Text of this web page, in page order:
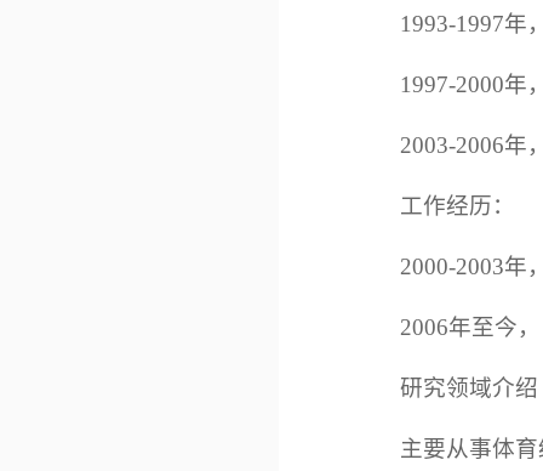
1993-1997年
1997-2000年
2003-2006年
工作经历：
2000-2003年
2006年至今
研究领域介绍
主要从事体